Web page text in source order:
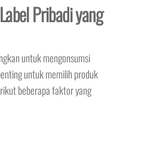
Pribadi yang
untuk mengonsumsi
untuk memilih produk
beberapa faktor yang